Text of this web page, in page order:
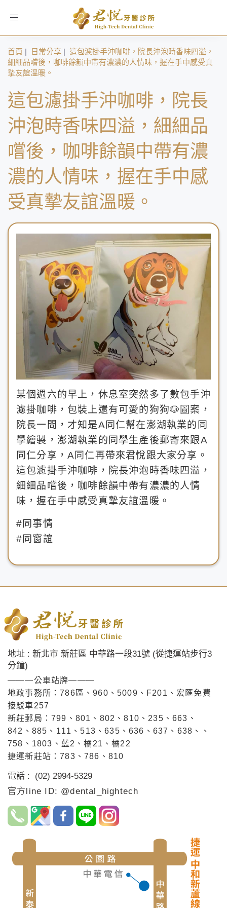
Toggle
首頁 | 日常分享 | 這包濾掛手沖咖啡，院長沖泡時香味四溢，
細細品嚐後，咖啡餘韻中帶有濃濃的人情味，握在手中感受真
摯友誼溫暖。
這包濾掛手沖咖啡，院長
沖泡時香味四溢，細細品
嚐後，咖啡餘韻中帶有濃
濃的人情味，握在手中感
受真摯友誼溫暖。
某個週六的早上，休息室突然多了數包手沖
濾掛咖啡，包裝上還有可愛的狗狗🐶圖案，
院長一問，才知是A同仁幫在澎湖執業的同
學繪製，澎湖執業的同學生產後郵寄來跟A
同仁分享，A同仁再帶來君悅跟大家分享。
這包濾掛手沖咖啡，院長沖泡時香味四溢，
細細品嚐後，咖啡餘韻中帶有濃濃的人情
味，握在手中感受真摯友誼溫暖。
#同事情
#同窗誼
地址 : 新北市 新莊區 中華路一段31號 (從捷運站步行3
分鐘)
———公車站牌———
地政事務所：786區、960、5009、F201、宏匯免費
接駁車257
新莊郵局：799、801、802、810、235、663、
842、885、111、513、635、636、637、638、、
758、1803、藍2、橘21、橘22
捷運新莊站：783、786、810
電話 : (02) 2994-5329
官方line ID: @dental_hightech